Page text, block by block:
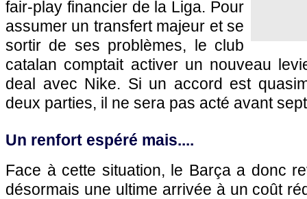
fair-play financier de la Liga. Pour
assumer un transfert majeur et se
sortir de ses problèmes, le club
catalan comptait activer un nouveau
deal avec Nike. Si un accord est
deux parties, il ne sera pas acté avant
Un renfort espéré mais....
Face à cette situation, le Barça a donc
désormais une ultime arrivée à un coût